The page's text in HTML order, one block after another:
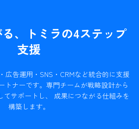
、トミラの4ステップ
支援
広告運用・SNS・CRMなど統合的に支援
ナーです。 専門チームが戦略設計から
てサポートし、 成果につながる仕組みを
構築します。